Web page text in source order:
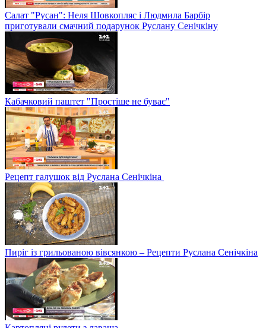
Салат "Русан": Неля Шовкопляс і Людмила Барбір
приготували смачний подарунок Руслану Сенічкіну
Кабачковий паштет "Простіше не буває"
Рецепт галушок від Руслана Сенічкіна
Пиріг із грильованою вівсянкою – Рецепти Руслана Сенічкіна